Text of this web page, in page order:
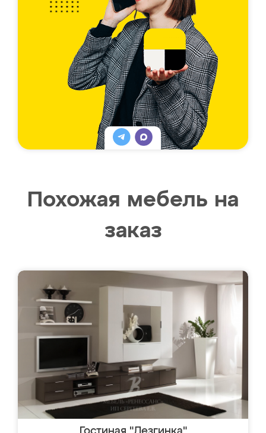
Похожая мебель на
заказ